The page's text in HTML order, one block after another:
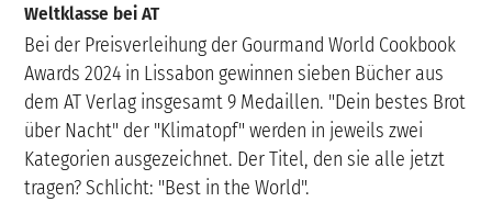
Weltklasse bei AT
Bei der Preisverleihung der Gourmand World Cookbook
Awards 2024 in Lissabon gewinnen sieben Bücher aus
dem AT Verlag insgesamt 9 Medaillen. "Dein bestes Brot
über Nacht" der "Klimatopf" werden in jeweils zwei
Kategorien ausgezeichnet. Der Titel, den sie alle jetzt
tragen? Schlicht: "Best in the World".